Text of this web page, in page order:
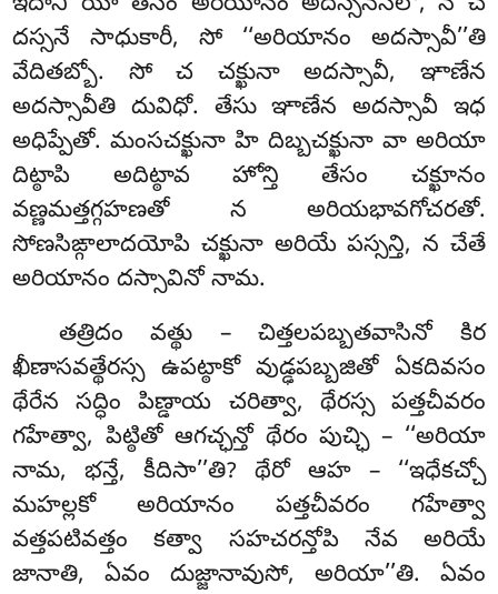
దస్సనే సాధుకారీ, సో ‘‘అరియానం అదస్సావీ’’తి
వేదితబ్బో. సో చ చక్ఖునా అదస్సావీ, ఞాణేన
అదస్సావీతి దువిధో. తేసు ఞాణేన అదస్సావీ ఇధ
అధిప్పేతో. మంసచక్ఖునా హి దిబ్బచక్ఖునా వా అరియా
దిట్ఠాపి అదిట్ఠావ హోన్తి తేసం చక్ఖూనం
వణ్ణమత్తగ్గహణతో న అరియభావగోచరతో.
సోణసిఙ్గాలాదయోపి చక్ఖునా అరియే పస్సన్తి, న చేతే
అరియానం దస్సావినో నామ.
తత్రిదం వత్థు – చిత్తలపబ్బతవాసినో కిర
ఖీణాసవత్థేరస్స ఉపట్ఠాకో వుడ్ఢపబ్బజితో ఏకదివసం
థేరేన సద్ధిం పిణ్డాయ చరిత్వా, థేరస్స పత్తచీవరం
గహేత్వా, పిట్ఠితో ఆగచ్ఛన్తో థేరం పుచ్ఛి – ‘‘అరియా
నామ, భన్తే, కీదిసా’’తి? థేరో ఆహ – ‘‘ఇధేకచ్చో
మహల్లకో అరియానం పత్తచీవరం గహేత్వా
వత్తపటివత్తం కత్వా సహచరన్తోపి నేవ అరియే
జానాతి, ఏవం దుజ్జానావుసో, అరియా’’తి. ఏవం